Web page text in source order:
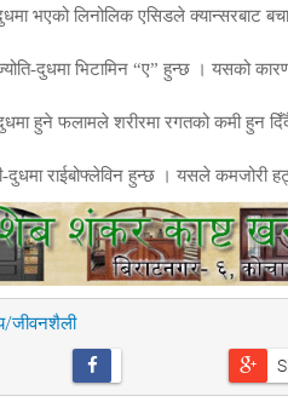
भएको लिनोलिक एसिडले क्यान्सरबाट
दुधमा भिटामिन “ए” हुन्छ । यसको
हुने फलामले शरीरमा रगतको कमी हुन
दुधमा राईबोफ्लेविन हुन्छ । यसले कमजोरी
जीवनशैली